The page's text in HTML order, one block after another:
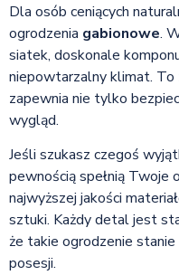
Dla osób ceniących
ogrodzenia gabionowe.
siatek, doskonale
niepowtarzalny klimat. To
zapewnia nie tylko
wygląd.
Jeśli szukasz czegoś
pewnością spełnią Twoje
najwyższej jakości
sztuki. Każdy detal jest
że takie ogrodzenie
posesji.